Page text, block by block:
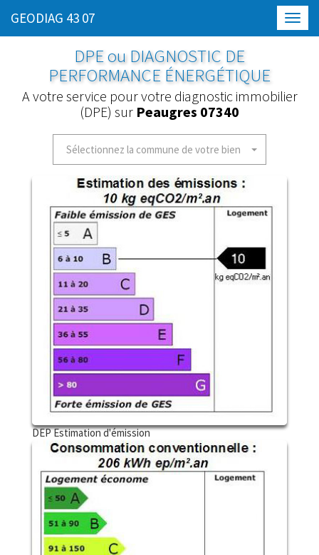
GEODIAG 43 07
DPE ou DIAGNOSTIC DE
PERFORMANCE ÉNERGÉTIQUE
A votre service pour votre diagnostic immobilier
(DPE) sur Peaugres 07340
Sélectionnez la commune de votre bien
DEP Estimation d'émission